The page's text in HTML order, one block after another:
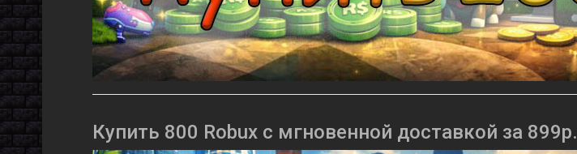
Купить 800 Robux с мгновенной доставкой за 899р.